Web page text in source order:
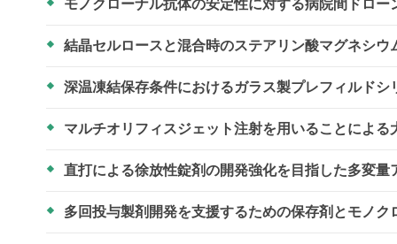
モノクローナル抗体の安定性に対する病院間ドロ
結晶セルロースと混合時のステアリン酸マグネシ
深温凍結保存条件におけるガラス製プレフィルド
マルチオリフィスジェット注射を用いることによ
直打による徐放性錠剤の開発強化を目指した多変
多回投与製剤開発を支援するための保存剤とモノ